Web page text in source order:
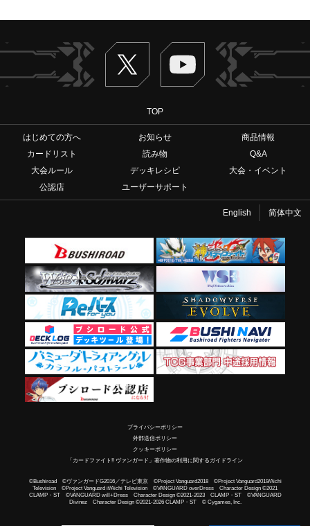
Twitter ヴァンガードch
TOP
はじめての方へ お知らせ
商品情報
カードリスト
読み物
Q&A
大会ルール
デッキレシピ
大会・イベント
公認店
ユーザーサポート
English 简体中文
プライバシーポリシー
外部送信ポリシー
クッキーポリシー
「カードファイト!! ヴァンガード」著作物の利用に関するガイドライン
©Bushiroad ©ヴァンガードG2016／テレビ東京 ©Project Vanguard2018 ©Project Vanguard2019/Aichi
Television ©Project Vanguard if/Aichi Television ©VANGUARD overDress Character Design ©2021
CLAMP・ST ©VANGUARD will+Dress Character Design ©2021-2023 CLAMP・ST ©VANGUARD
Divinez Character Design ©2021-2026 CLAMP・ST © Cygames, Inc.